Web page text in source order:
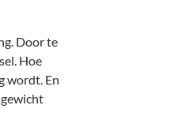
Door te
Hoe
wordt. En